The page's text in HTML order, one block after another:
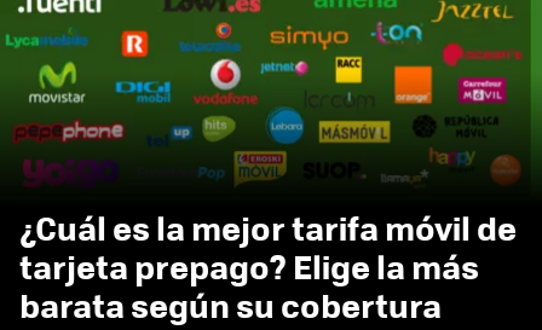
¿Cuál es la mejor tarifa móvil de
tarjeta prepago? Elige la más
barata según su cobertura